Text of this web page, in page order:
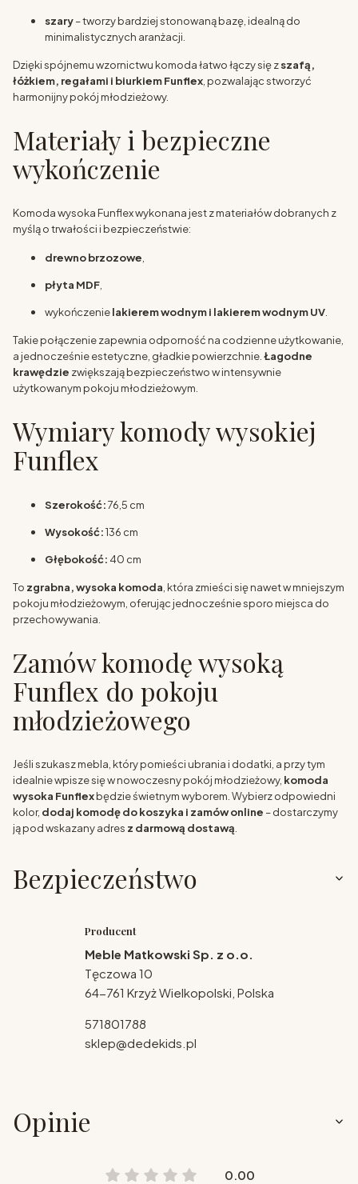
szary– tworzy bardziej stonowaną bazę, idealną do
minimalistycznych aranżacji.
Dzięki spójnemu wzornictwu komoda łatwo łączy się zszafą,
łóżkiem, regałami i biurkiem Funflex , pozwalając stworzyć
harmonijny pokój młodzieżowy.
Materiały i bezpieczne
wykończenie
Komoda wysoka Funflex wykonana jest z materiałów dobranych z
myślą o trwałości i bezpieczeństwie:
drewno brzozowe
płyta MDF
wykończenielakierem wodnym i lakierem wodnym UV
Takie połączenie zapewnia odporność na codzienne użytkowanie,
a jednocześnie estetyczne, gładkie powierzchnie. Łagodne
krawędzie zwiększają bezpieczeństwo w intensywnie
użytkowanym pokoju młodzieżowym.
Wymiary komody wysokiej
Funflex
Szerokość:76,5 cm
Wysokość:136 cm
Głębokość: 40 cm
To zgrabna, wysoka komoda , która zmieści się nawet w mniejszym
pokoju młodzieżowym, oferując jednocześnie sporo miejsca do
przechowywania.
Zamów komodę wysoką
Funflex do pokoju
młodzieżowego
Jeśli szukasz mebla, który pomieści ubrania i dodatki, a przy tym
idealnie wpisze się w nowoczesny pokój młodzieżowy, komoda
wysoka Funflexbędzie świetnym wyborem. Wybierz odpowiedni
kolor, dodaj komodę do koszyka i zamów online – dostarczymy
ją pod wskazany adres z darmową dostawą
Bezpieczeństwo
Producent
Meble Matkowski Sp. z o.o.
Tęczowa 10
64-761 Krzyż Wielkopolski, Polska
571801788
sklep@dedekids.pl
Opinie
0.00